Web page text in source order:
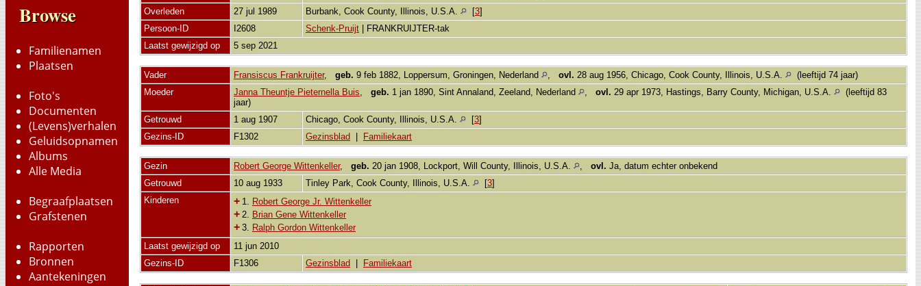
Browse
Familienamen
Plaatsen
Foto's
Documenten
(Levens)verhalen
Geluidsopnamen
Albums
Alle Media
Begraafplaatsen
Grafstenen
Rapporten
Bronnen
Aantekeningen
Overleden
27 jul 1989 Burbank, Cook County, Illinois, U.S.A. [3]
Persoon-ID
I2608 Schenk-Pruijt | FRANKRUIJTER-tak
Laatst gewijzigd op
5 sep 2021
Vader Fransiscus Frankruijter, geb. 9 feb 1882, Loppersum, Groningen, Nederland ovl. 28 aug 1956, Chicago, Cook County, Illinois, U.S.A.
(leeftijd 74 jaar)
Moeder
Janna Theuntje Pieternella Buis geb. 1 jan 1890, Sint Annaland, Zeeland, Nederland ovl. 29 apr 1973, Hastings, Barry County, Michigan, U.S.A.
(leeftijd 83
jaar)
Getrouwd
1 aug 1907 Chicago, Cook County, Illinois, U.S.A. [3]
Gezins-ID
F1302 Gezinsblad | Familiekaart
Gezin Robert George Wittenkeller, geb. 20 jan 1908, Lockport, Will County, Illinois, U.S.A. ovl. Ja, datum echter onbekend
Getrouwd
10 aug 1933 Tinley Park, Cook County, Illinois, U.S.A. [3]
Kinderen
+ 1. Robert George Jr. Wittenkeller
+ 2. Brian Gene Wittenkeller
+ 3. Ralph Gordon Wittenkeller
Laatst gewijzigd op
11 jun 2010
Gezins-ID
F1306 Gezinsblad | Familiekaart